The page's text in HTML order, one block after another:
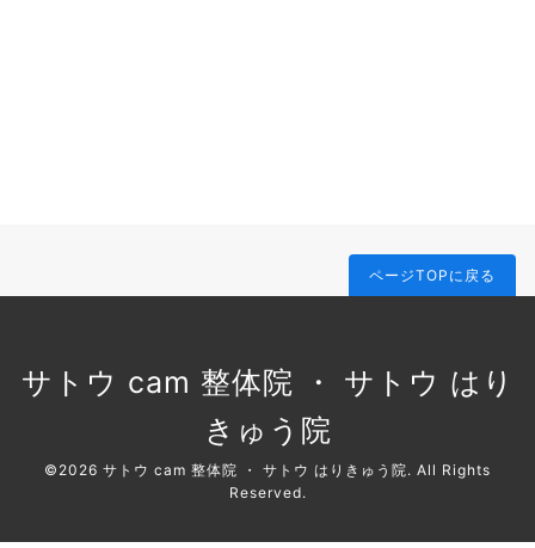
ページTOPに戻る
サトウ cam 整体院 ・ サトウ はり
きゅう院
©2026 サトウ cam 整体院 ・ サトウ はりきゅう院. All Rights
Reserved.